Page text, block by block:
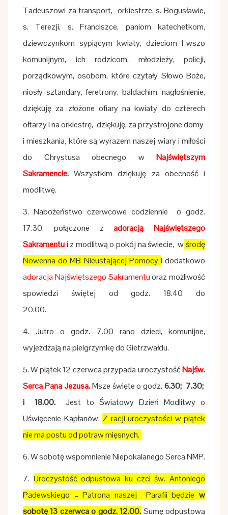
Tadeuszowi za transport, orkiestrze, s. Bogusławie,
s. Terezji, s. Franciszce, paniom katechetkom,
dziewczynkom sypiącym kwiaty, dzieciom I-wszo
komunijnym, ich rodzicom, młodzieży, policji,
porządkowym, osobom, które czytały Słowo Boże,
niosły sztandary, feretrony, baldachim, nagłośnienie,
dziękuję za złożone ofiary na kwiaty do czterech
ołtarzy i na orkiestrę, dziękuję, za przystrojone domy
i mieszkania, które są wyrazem naszej wiary i miłości
do Chrystusa obecnego w Najświętszym
Sakramencie.Wszystkim dziękuję za obecność i
modlitwę.
3. Nabożeństwo czerwcowe codziennie o godz.
17.30. połączone zadoracją Najświętszego
Sakramentui z modlitwą o pokój na świecie, wśrodę
Nowenna do MB Nieustającej Pomocy i dodatkowo
adoracja Najświętszego Sakramentuoraz możliwość
spowiedzi świętej od godz. 18.40 do
20.00.
4. Jutro o godz. 7.00 rano dzieci, komunijne,
wyjeżdżają na pielgrzymkę do Gietrzwałdu.
5. W piątek 12 czerwca przypada uroczystośćNajśw.
Serca Pana Jezusa.Msze święte o godz.6.30; 7.30;
i 18.00. Jest to Światowy Dzień Modlitwy o
Uświęcenie Kapłanów. Z racji uroczystości w piątek
nie ma postu od potraw mięsnych.
6. W sobotę wspomnienie Niepokalanego Serca NMP.
7. Uroczystość odpustowa ku czci św. Antoniego
Padewskiego – Patrona naszej Parafii będzie w
sobotę 13 czerwca o godz. 12.00. Sumę odpustową